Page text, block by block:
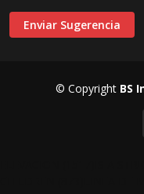
Enviar Sugerencia
© Copyright BS
IS A